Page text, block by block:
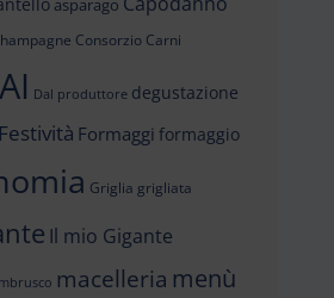
asparago
Consorzio Carni
Dal produttore degustazione
Festività Formaggi formaggio
Griglia grigliata
Il mio Gigante
macelleria menù